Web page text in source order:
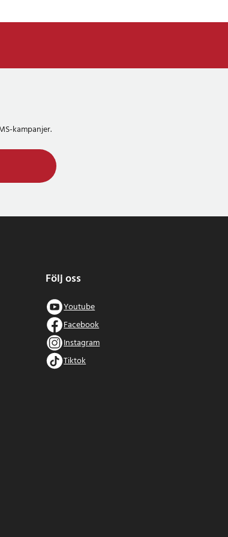
kampanjer.
Följ oss
Youtube
Facebook
Instagram
Tiktok